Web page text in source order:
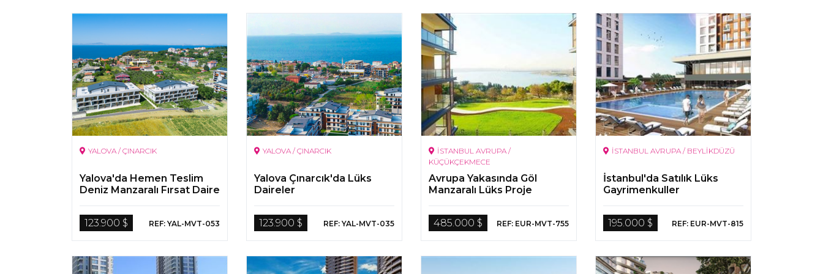
YALOVA / ÇINARCIK
Yalova'da Hemen Teslim
Deniz Manzaralı Fırsat Daire
123.900 $ REF: YAL-MVT-053
YALOVA / ÇINARCIK
Yalova Çınarcık'da Lüks
Daireler
123.900 $ REF: YAL-MVT-035
İSTANBUL AVRUPA /
KÜÇÜKÇEKMECE
Avrupa Yakasında Göl
Manzaralı Lüks Proje
485.000 $ REF: EUR-MVT-755
İSTANBUL AVRUPA / BEYLİKDÜZÜ
İstanbul'da Satılık Lüks
Gayrimenkuller
195.000 $ REF: EUR-MVT-815